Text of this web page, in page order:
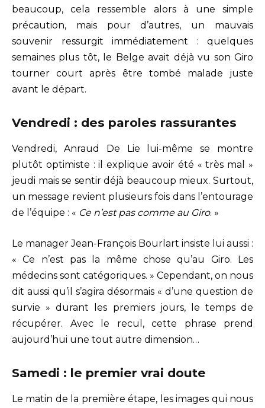
beaucoup, cela ressemble alors à une simple
précaution, mais pour d’autres, un mauvais
souvenir ressurgit immédiatement : quelques
semaines plus tôt, le Belge avait déjà vu son Giro
tourner court après être tombé malade juste
avant le départ.
Vendredi : des paroles rassurantes
Vendredi, Anraud De Lie lui-même se montre
plutôt optimiste : il explique avoir été « très mal »
jeudi mais se sentir déjà beaucoup mieux. Surtout,
un message revient plusieurs fois dans l’entourage
de l’équipe : « Ce n’est pas comme au Giro. »
Le manager Jean-François Bourlart insiste lui aussi :
« Ce n’est pas la même chose qu’au Giro. Les
médecins sont catégoriques. » Cependant, on nous
dit aussi qu’il s’agira désormais « d’une question de
survie » durant les premiers jours, le temps de
récupérer. Avec le recul, cette phrase prend
aujourd’hui une tout autre dimension…
Samedi : le premier vrai doute
Le matin de la première étape, les images qui nous